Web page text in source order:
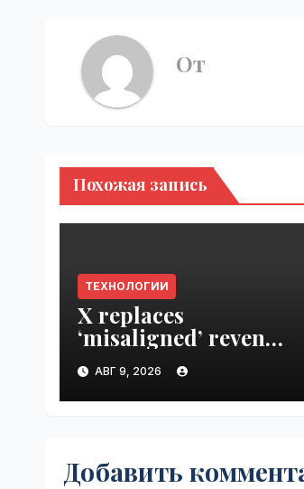
От
Похожая запись
ТЕХНОЛОГИИ
X replaces
‘misaligned’ revenue
sharing program
with Original
Content Rewards |
АВГ 9, 2026
Добавить